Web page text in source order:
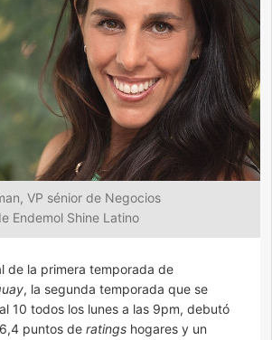
VP sénior de Negocios
Endemol Shine Latino
de la primera temporada de
, la segunda temporada que se
10 todos los lunes a las 9pm, debutó
puntos de ratings hogares y un